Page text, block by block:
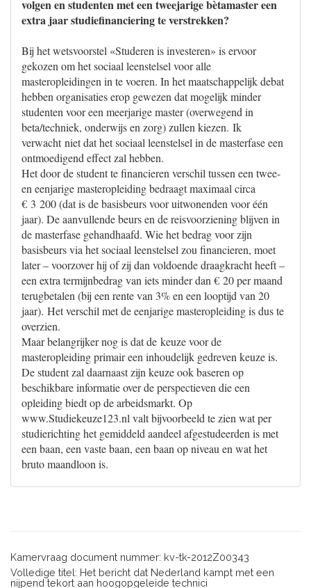
volgen en studenten met een tweejarige bètamaster een
extra jaar studiefinanciering te verstrekken?
Bij het wetsvoorstel «Studeren is investeren» is ervoor
gekozen om het sociaal leenstelsel voor alle
masteropleidingen in te voeren. In het maatschappelijk debat
hebben organisaties erop gewezen dat mogelijk minder
studenten voor een meerjarige master (overwegend in
beta/techniek, onderwijs en zorg) zullen kiezen. Ik
verwacht niet dat het sociaal leenstelsel in de masterfase een
ontmoedigend effect zal hebben.
Het door de student te financieren verschil tussen een twee-
en eenjarige masteropleiding bedraagt maximaal circa
€ 3 200 (dat is de basisbeurs voor uitwonenden voor één
jaar). De aanvullende beurs en de reisvoorziening blijven in
de masterfase gehandhaafd. Wie het bedrag voor zijn
basisbeurs via het sociaal leenstelsel zou financieren, moet
later – voorzover hij of zij dan voldoende draagkracht heeft –
een extra termijnbedrag van iets minder dan € 20 per maand
terugbetalen (bij een rente van 3% en een looptijd van 20
jaar). Het verschil met de eenjarige masteropleiding is dus te
overzien.
Maar belangrijker nog is dat de keuze voor de
masteropleiding primair een inhoudelijk gedreven keuze is.
De student zal daarnaast zijn keuze ook baseren op
beschikbare informatie over de perspectieven die een
opleiding biedt op de arbeidsmarkt. Op
www.Studiekeuze123.nl valt bijvoorbeeld te zien wat per
studierichting het gemiddeld aandeel afgestudeerden is met
een baan, een vaste baan, een baan op niveau en wat het
bruto maandloon is.
Kamervraag document nummer: kv-tk-2012Z00343
Volledige titel: Het bericht dat Nederland kampt met een
nijpend tekort aan hoogopgeleide technici